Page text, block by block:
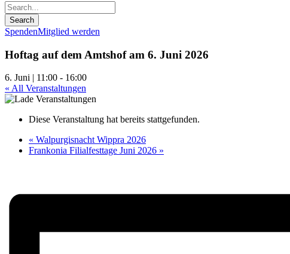
SpendenMitglied werden
Hoftag auf dem Amtshof am 6. Juni 2026
6. Juni | 11:00 - 16:00
« All Veranstaltungen
Diese Veranstaltung hat bereits stattgefunden.
« Walpurgisnacht Wippra 2026
Frankonia Filialfesttage Juni 2026 »